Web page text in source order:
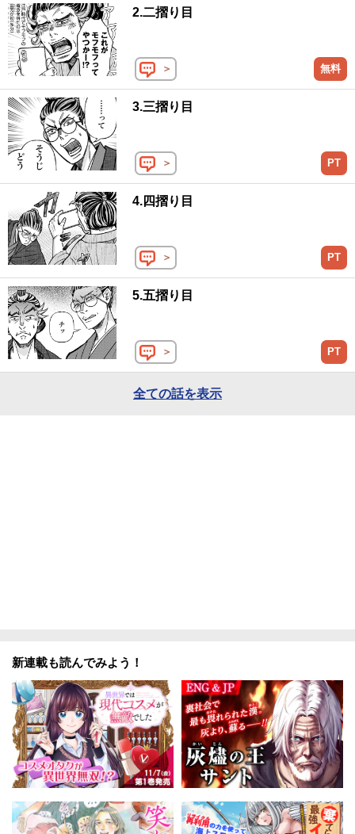
2.二摺り目
＞ 無料
3.三摺り目
＞ PT
4.四摺り目
＞ PT
5.五摺り目
＞ PT
全ての話を表示
新連載も読んでみよう！